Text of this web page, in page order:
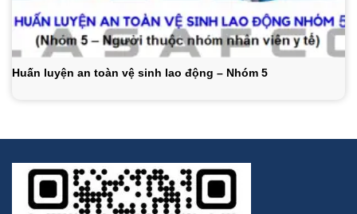
Huấn luyện an toàn vệ sinh lao động – Nhóm 5